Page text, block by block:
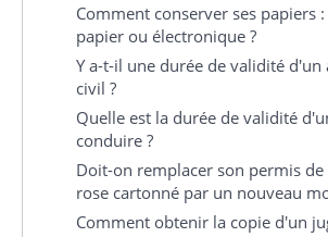
Comment conserver ses papiers
papier ou électronique ?
Y a-t-il une durée de validité d'un
civil ?
Quelle est la durée de validité
conduire ?
Doit-on remplacer son permis
rose cartonné par un nouveau
Comment obtenir la copie d'un